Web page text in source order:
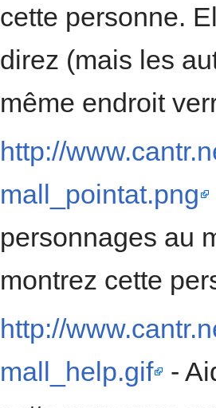
cette personne.
direz (mais les
même endroit
http://
mall_pointat.png
personnages au
montrez cette
http://
mall_help.gif
-